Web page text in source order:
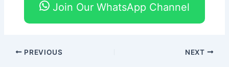
Join Our WhatsApp Channel
PREVIOUS NEXT